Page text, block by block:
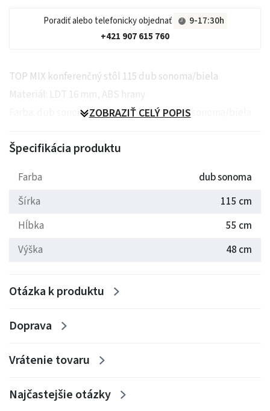
Poradiť alebo telefonicky objednať
9-17:30h
+421 907 615 760
TOP MIX konferenčný stôl 115 dub sonoma/biela
Materiál: LDT 16 mm, ABS hrany
Farba: dub sonoma alebo kombinácia dub sonoma/biela
ZOBRAZIŤ CELÝ POPIS
Špecifikácia produktu
Farba
dub sonoma
Šírka
115 cm
Hĺbka
55 cm
Výška
48 cm
Otázka k produktu
Doprava
Vrátenie tovaru
Najčastejšie otázky